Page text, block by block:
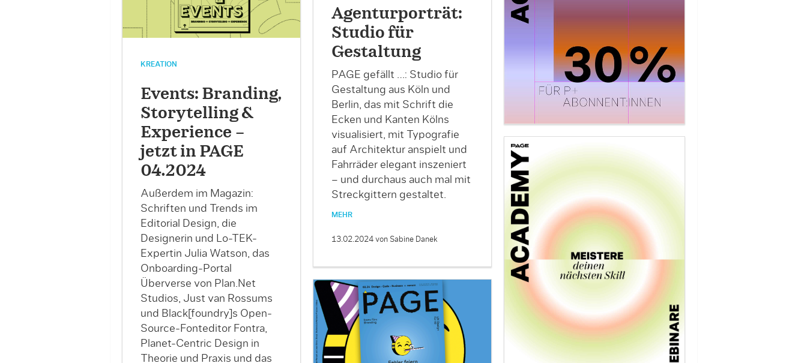
KREATION
Events: Branding,
Storytelling &
Experience –
jetzt in PAGE
04.2024
Außerdem im Magazin:
Schriften und Trends im
Editorial Design, die
Designerin und Lo-TEK-
Expertin Julia Watson, das
Onboarding-Portal
Überverse von Plan.Net
Studios, Just van Rossums
und Black[foundry]s Open-
Source-Fonteditor Fontra,
Planet-Centric Design in
Theorie und Praxis und das
Agenturporträt:
Studio für
Gestaltung
PAGE gefällt …: Studio für
Gestaltung aus Köln und
Berlin, das mit Schrift die
Ecken und Kanten Kölns
visualisiert, mit Typografie
auf Architektur anspielt und
Fahrräder elegant inszeniert
– und durchaus auch mal mit
Streckgittern gestaltet.
MEHR
13.02.2024 von Sabine Danek